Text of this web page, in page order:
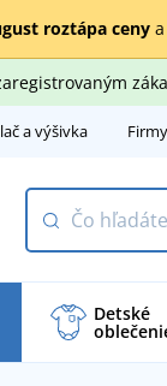
roztápa cenya
a výšivka
Detské